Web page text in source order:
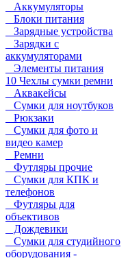
Аккумуляторы
Блоки питания
Зарядные устройства
Зарядки с
аккумуляторами
Элементы питания
10 Чехлы сумки ремни
Аквакейсы
Сумки для ноутбуков
Рюкзаки
Сумки для фото и
видео камер
Ремни
Футляры прочие
Сумки для КПК и
телефонов
Футляры для
объективов
Дождевики
Сумки для студийного
оборудования -